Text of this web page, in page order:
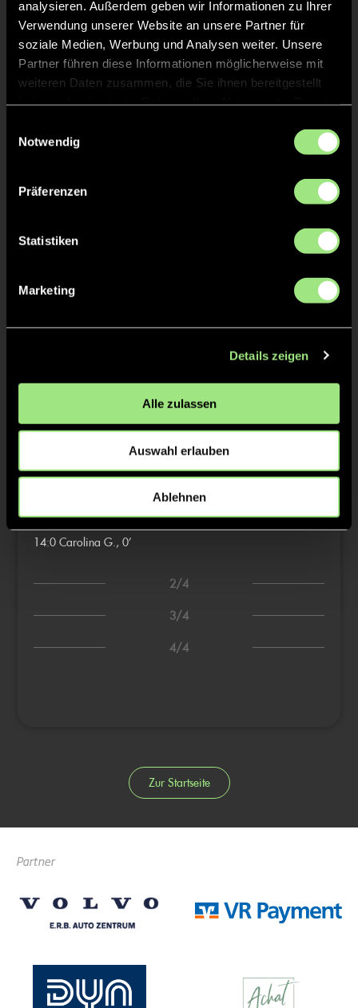
analysieren. Außerdem geben wir Informationen zu Ihrer
Verwendung unserer Website an unsere Partner für
soziale Medien, Werbung und Analysen weiter. Unsere
Partner führen diese Informationen möglicherweise mit
weiteren Daten zusammen, die Sie ihnen bereitgestellt
Notwendig
Präferenzen
Statistiken
Marketing
Details zeigen
Alle zulassen
Auswahl erlauben
Ablehnen
Sophie Felicia KRAUTSCHEID
TW = Torwart & ETW = Ersatztorwart, K = Kapitän
Tore & Karten
2:0 Lena R., 0’
4:0 Mathilda H., 0’
8:0 Mathilda H., 0’
11:0 Lina F., 0’
13:0 Mathilda H., 0’
14:0 Carolina G., 0’
2/4
3/4
4/4
Zur Startseite
Partner